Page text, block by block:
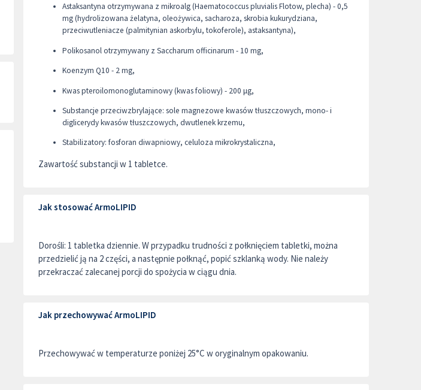
Astaksantyna otrzymywana z mikroalg (Haematococcus pluvialis Flotow, plecha) - 0,5
mg (hydrolizowana żelatyna, oleożywica, sacharoza, skrobia kukurydziana,
przeciwutleniacze (palmitynian askorbylu, tokoferole), astaksantyna),
Polikosanol otrzymywany z Saccharum officinarum - 10 mg,
Koenzym Q10 - 2 mg,
Kwas pteroilomonoglutaminowy (kwas foliowy) - 200 μg,
Substancje przeciwzbrylające: sole magnezowe kwasów tłuszczowych, mono- i
diglicerydy kwasów tłuszczowych, dwutlenek krzemu,
Stabilizatory: fosforan diwapniowy, celuloza mikrokrystaliczna,
Zawartość substancji w 1 tabletce.
Jak stosować ArmoLIPID
Dorośli: 1 tabletka dziennie. W przypadku trudności z połknięciem tabletki, można
przedzielić ją na 2 części, a następnie połknąć, popić szklanką wody. Nie należy
przekraczać zalecanej porcji do spożycia w ciągu dnia.
Jak przechowywać ArmoLIPID
Przechowywać w temperaturze poniżej 25°C w oryginalnym opakowaniu.